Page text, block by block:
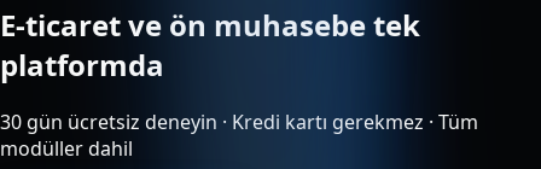
E-ticaret ve ön muhasebe tek
platformda
30 gün ücretsiz deneyin · Kredi kartı gerekmez · Tüm
modüller dahil